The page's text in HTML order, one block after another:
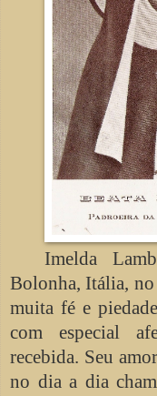
Imelda
Bolonha, Itália, no
muita fé e
com especial
recebida. Seu
no dia a dia